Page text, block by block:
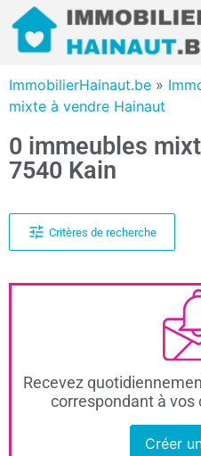
ImmobilierHainaut.be »
mixte à vendre Hainaut
0 immeubles
7540 Kain
Critères de recherche
Recevez
correspondant à vos
Créer